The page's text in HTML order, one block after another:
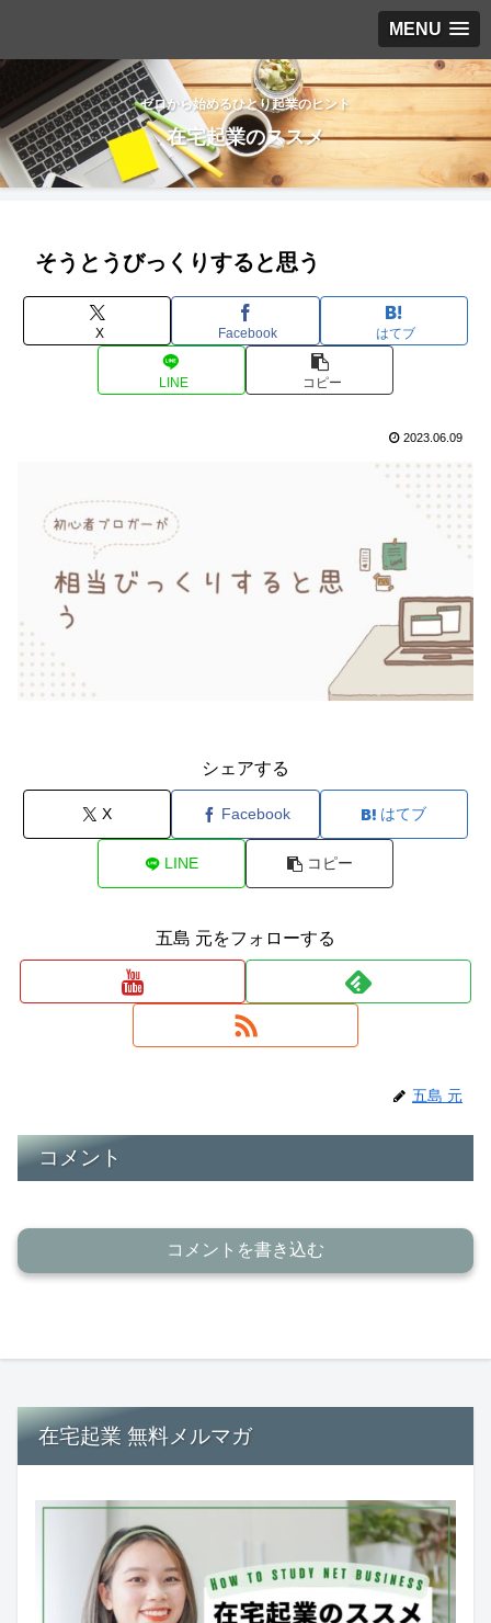
MENU
ゼロから始めるひとり起業のヒント
在宅起業のススメ
そうとうびっくりすると思う
X Facebook はてブ
LINE コピー
2023.06.09
シェアする
X Facebook はてブ
LINE コピー
五島 元をフォローする
五島 元
コメント
コメントを書き込む
在宅起業 無料メルマガ